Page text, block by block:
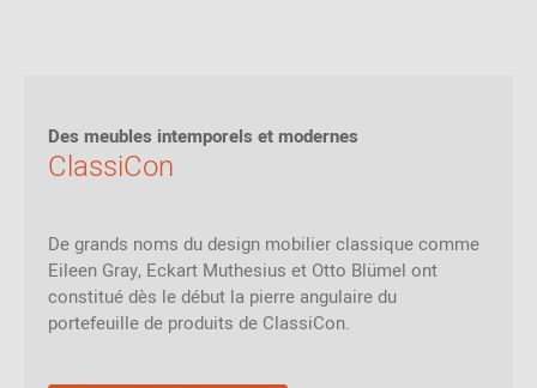
Des meubles intemporels et modernes
ClassiCon
De grands noms du design mobilier classique comme
Eileen Gray, Eckart Muthesius et Otto Blümel ont
constitué dès le début la pierre angulaire du
portefeuille de produits de ClassiCon.